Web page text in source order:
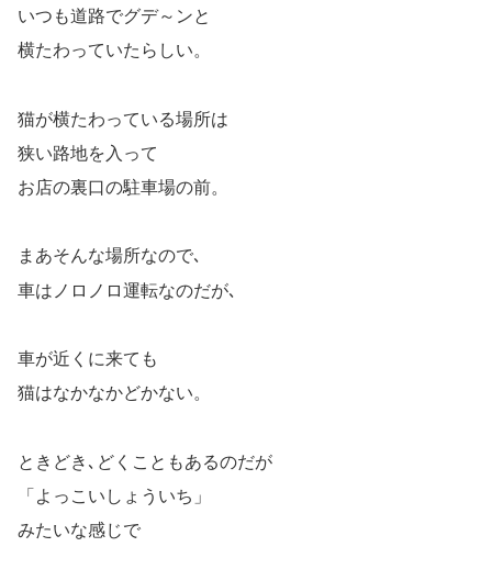
いつも道路でグデ～ンと
横たわっていたらしい。
猫が横たわっている場所は
狭い路地を入って
お店の裏口の駐車場の前。
まあそんな場所なので､
車はノロノロ運転なのだが､
車が近くに来ても
猫はなかなかどかない。
ときどき､どくこともあるのだが
「よっこいしょういち」
みたいな感じで